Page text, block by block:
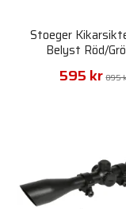
Stoeger
Belyst Röd/
595 kr 895